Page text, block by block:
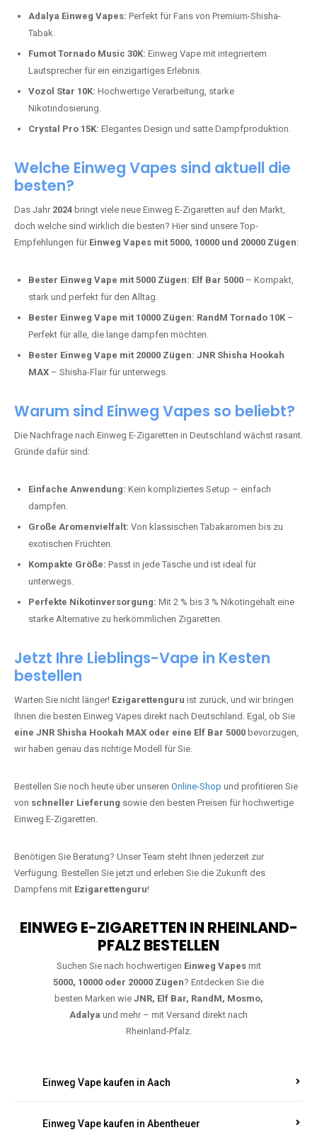
Adalya Einweg Vapes: Perfekt für Fans von Premium-Shisha-
Tabak.
Fumot Tornado Music 30K: Einweg Vape mit integriertem
Lautsprecher für ein einzigartiges Erlebnis.
Vozol Star 10K: Hochwertige Verarbeitung, starke
Nikotindosierung.
Crystal Pro 15K: Elegantes Design und satte Dampfproduktion.
Welche Einweg Vapes sind aktuell die
besten?
Das Jahr 2024 bringt viele neue Einweg E-Zigaretten auf den Markt,
doch welche sind wirklich die besten? Hier sind unsere Top-
Empfehlungen für Einweg Vapes mit 5000, 10000 und 20000 Zügen:
Bester Einweg Vape mit 5000 Zügen: Elf Bar 5000 – Kompakt,
stark und perfekt für den Alltag.
Bester Einweg Vape mit 10000 Zügen: RandM Tornado 10K –
Perfekt für alle, die lange dampfen möchten.
Bester Einweg Vape mit 20000 Zügen: JNR Shisha Hookah
MAX – Shisha-Flair für unterwegs.
Warum sind Einweg Vapes so beliebt?
Die Nachfrage nach Einweg E-Zigaretten in Deutschland wächst rasant.
Gründe dafür sind:
Einfache Anwendung: Kein kompliziertes Setup – einfach
dampfen.
Große Aromenvielfalt: Von klassischen Tabakaromen bis zu
exotischen Früchten.
Kompakte Größe: Passt in jede Tasche und ist ideal für
unterwegs.
Perfekte Nikotinversorgung: Mit 2 % bis 3 % Nikotingehalt eine
starke Alternative zu herkömmlichen Zigaretten.
Jetzt Ihre Lieblings-Vape in Kesten
bestellen
Warten Sie nicht länger! Ezigarettenguru ist zurück, und wir bringen
Ihnen die besten Einweg Vapes direkt nach Deutschland. Egal, ob Sie
eine JNR Shisha Hookah MAX oder eine Elf Bar 5000 bevorzugen,
wir haben genau das richtige Modell für Sie.
Bestellen Sie noch heute über unseren Online-Shop und profitieren Sie
von schneller Lieferung sowie den besten Preisen für hochwertige
Einweg E-Zigaretten.
Benötigen Sie Beratung? Unser Team steht Ihnen jederzeit zur
Verfügung. Bestellen Sie jetzt und erleben Sie die Zukunft des
Dampfens mit Ezigarettenguru!
EINWEG E-ZIGARETTEN IN RHEINLAND-
PFALZ BESTELLEN
Suchen Sie nach hochwertigen Einweg Vapesmit
5000, 10000 oder 20000 Zügen? Entdecken Sie die
besten Marken wie JNR, Elf Bar, RandM, Mosmo,
Adalya und mehr – mit Versand direkt nach
Rheinland-Pfalz.
Einweg Vape kaufen in Aach
Einweg Vape kaufen in Abentheuer